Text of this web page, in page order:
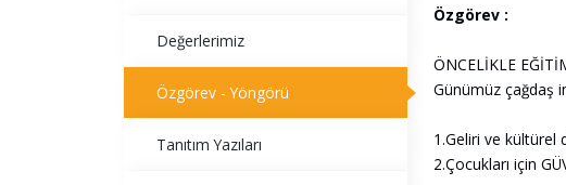
Değerlerimiz
Özgörev - Yöngörü
Tanıtım Yazıları
Özgörev :
ÖNCELİKLE
Günümüz çağdaş
1.​Geliri ve kültürel
2.​Çocukları için